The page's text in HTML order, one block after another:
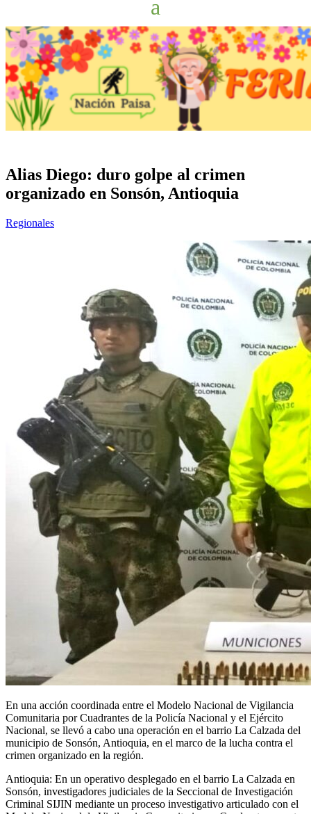
Alias Diego: duro golpe al crimen
organizado en Sonsón, Antioquia
Regionales
En una acción coordinada entre el Modelo Nacional de Vigilancia
Comunitaria por Cuadrantes de la Policía Nacional y el Ejército
Nacional, se llevó a cabo una operación en el barrio La Calzada del
municipio de Sonsón, Antioquia, en el marco de la lucha contra el
crimen organizado en la región.
Antioquia: En un operativo desplegado en el barrio La Calzada en
Sonsón, investigadores judiciales de la Seccional de Investigación
Criminal SIJIN mediante un proceso investigativo articulado con el